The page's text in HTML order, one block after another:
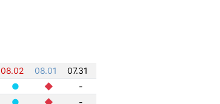
08.02 08.01
07.31
● ◆
-
● ◆
-